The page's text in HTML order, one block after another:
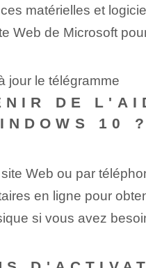
matérielles et
Web de Microsoft
jour le télégramme
DE
10 ?
Web ou par
en ligne pour
si vous avez